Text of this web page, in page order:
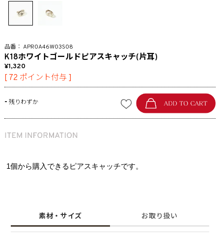
APR0A46W03S08
K18ホワイトゴールドピアスキャッチ(片耳)
1,320
[ 72 ポイント付与 ]
- 残りわずか
1個から購入できるピアスキャッチです。
素材・サイズ お取り扱い